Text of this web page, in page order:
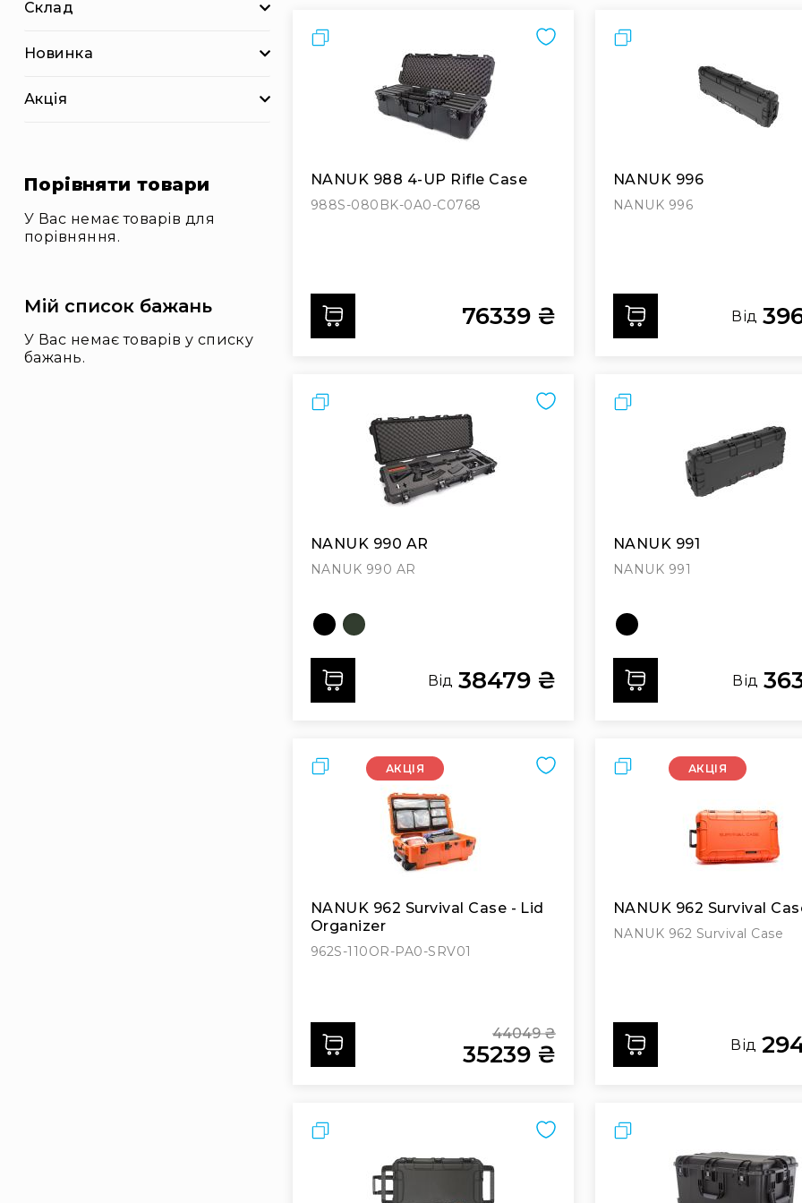
к
Р
ш
е
д
л
я
бі
з
с
А
к
Порівняти
NANUK 988 4-UP Rifle Case
988S-080BK-0A0-C0768
76339 ₴
Порівняти
NANUK 996
NANUK 996
Від
Порівняти
NANUK 990 AR
NANUK 990 AR
Від 38479 ₴
Порівняти
NANUK 991
NANUK 991
Від
ПорівнятиАКЦІЯ
NANUK 962 Survival Case - Lid
Organizer
962S-110OR-PA0-SRV01
35239 ₴
Regular
44049 ₴
ПорівнятиАКЦІЯ
NANUK 962 Survival
NANUK 962 Survival Case
Від
Порівняти Порівняти
Склад
Новинка
Акція
Порівняти товари
У Вас немає товарів для
порівняння.
Мій список бажань
У Вас немає товарів у списку
бажань.